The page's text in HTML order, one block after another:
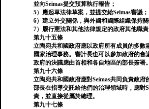
並向Seimas提交預算執行報告；
5）應起草法律草案，並提交給Seimas審議；
6）建立外交關係，與外國和國際組織保持關
7）履行憲法和其他法律規定的政府其他職責
第九十五條
立陶宛共和國政府應以政府所有成員的多數
國家治理事務。審計長也可以參加政府的會
政府的決議應由首相和各自地區的部長簽署。
第九十六條
立陶宛共和國政府應對Seimas共同負責政府
部長在指導交託給他們的治理領域時，應對
責，並直接從屬於總理。
第九十七條